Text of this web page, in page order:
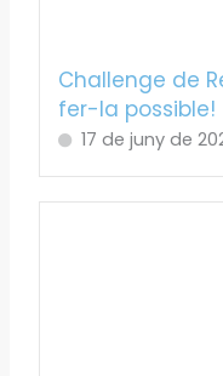
Challenge de
fer-la possible!
17 de juny de